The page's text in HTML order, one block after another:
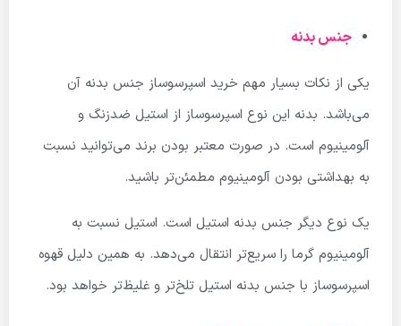
جنس بدنه
یکی از نکات بسیار مهم خرید اسپرسوساز جنس بدنه آن
می‌باشد. بدنه این نوع اسپرسوساز از استیل ضدزنگ و
آلومینیوم است. در صورت معتبر بودن برند می‌توانید نسبت
به بهداشتی بودن آلومینیوم مطمئن‌تر باشید.
یک نوع دیگر جنس بدنه استیل است. استیل نسبت به
آلومینیوم گرما را سریع‌تر انتقال می‌دهد. به همین دلیل قهوه
اسپرسوساز با جنس بدنه استیل تلخ‌تر و غلیظ‌تر خواهد بود.